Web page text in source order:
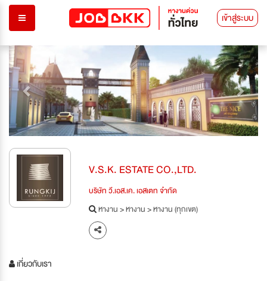
เข้าสู่ระบบ
Previous Next
V.S.K. ESTATE CO.,LTD.
บริษัท วี.เอส.เค. เอสเตท จำกัด
หางาน>หางาน>หางาน (ทุกเขต)
เกี่ยวกับเรา